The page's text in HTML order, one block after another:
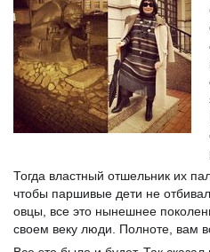
Тогда властный отшельник их
чтобы паршивые дети не
овцы, все это нынешнее
своем веку люди. Полноте, вам